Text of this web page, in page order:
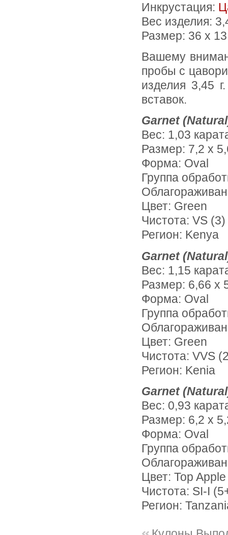
Инкрустация:
Вес изделия:
Размер: 36 х
Вашему вниманию предлагается кулон из желтого золота 585
пробы с
изделия 3,45
вставок.
Garnet
Вес: 1,03
Размер: 7,2 х
Форма: Oval
Группа
Цвет: Green
Чистота: VS (3)
Регион: Kenya
Garnet
Вес: 1,15
Размер: 6,66 х
Форма: Oval
Группа
Цвет: Green
Чистота: VVS
Регион: Kenia
Garnet
Вес: 0,93
Размер: 6,2 х
Форма: Oval
Группа
Цвет: Top
Чистота: SI-I
Регион: